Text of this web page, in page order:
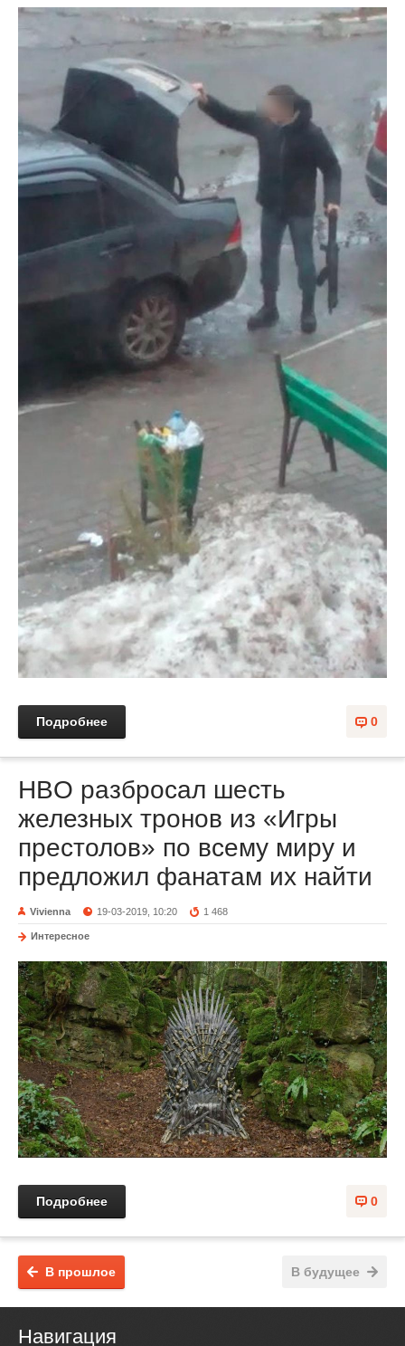
0
Подробнее
HBO разбросал шесть
железных тронов из «Игры
престолов» по всему миру и
предложил фанатам их найти
Vivienna 19-03-2019, 10:20 1 468
Интересное
0
Подробнее
В будущее
В прошлое
Навигация